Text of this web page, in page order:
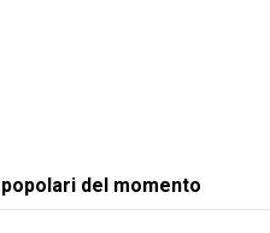
del momento